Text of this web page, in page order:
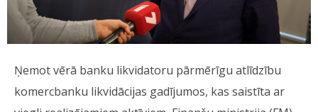
Ņemot vērā banku likvidatoru pārmērīgu atlīdzību
komercbanku likvidācijas gadījumos, kas saistīta ar